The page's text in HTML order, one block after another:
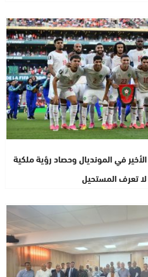
في المونديال وحصاد رؤية ملكية
تعرف المستحيل